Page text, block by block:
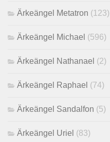
Ärkeängel Metatron (123)
Ärkeängel Michael (596)
Ärkeängel Nathanael (2)
Ärkeängel Raphael (74)
Ärkeängel Sandalfon (5)
Ärkeängel Uriel (83)